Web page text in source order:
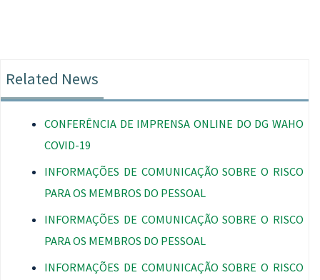
Related News
CONFERÊNCIA DE IMPRENSA ONLINE DO DG WAHO
COVID-19
INFORMAÇÕES DE COMUNICAÇÃO SOBRE O RISCO
PARA OS MEMBROS DO PESSOAL
INFORMAÇÕES DE COMUNICAÇÃO SOBRE O RISCO
PARA OS MEMBROS DO PESSOAL
INFORMAÇÕES DE COMUNICAÇÃO SOBRE O RISCO